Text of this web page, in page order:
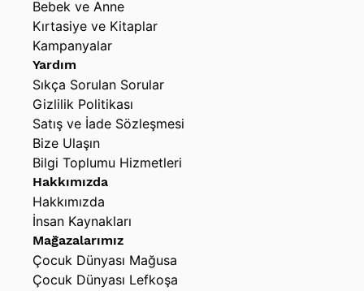
Bebek ve Anne
Kırtasiye ve Kitaplar
Kampanyalar
Yardım
Sıkça Sorulan Sorular
Gizlilik Politikası
Satış ve İade Sözleşmesi
Bize Ulaşın
Bilgi Toplumu Hizmetleri
Hakkımızda
Hakkımızda
İnsan Kaynakları
Mağazalarımız
Çocuk Dünyası Mağusa
Çocuk Dünyası Lefkoşa